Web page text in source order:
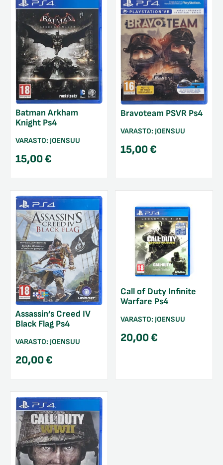
Batman Arkham
Knight Ps4
VARASTO: JOENSUU
15,00€
Bravoteam PSVR Ps4
VARASTO: JOENSUU
15,00€
Assassin’s Creed IV
Black Flag Ps4
VARASTO: JOENSUU
20,00€
Call of Duty Infinite
Warfare Ps4
VARASTO: JOENSUU
20,00€